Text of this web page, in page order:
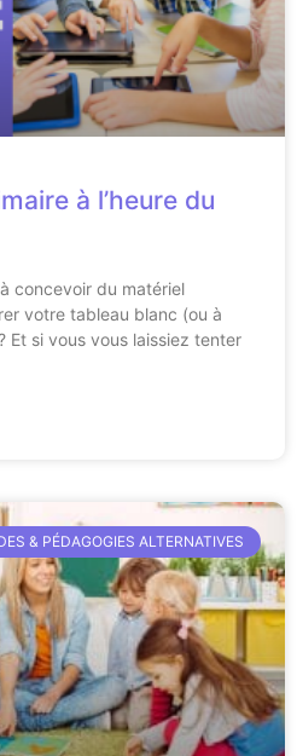
à l’heure du
concevoir du matériel
votre tableau blanc (ou à
Et si vous vous laissiez tenter
& PÉDAGOGIES ALTERNATIVES